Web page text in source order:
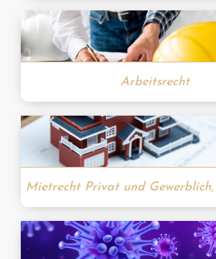
Arbeitsrecht
Mietrecht Privat und